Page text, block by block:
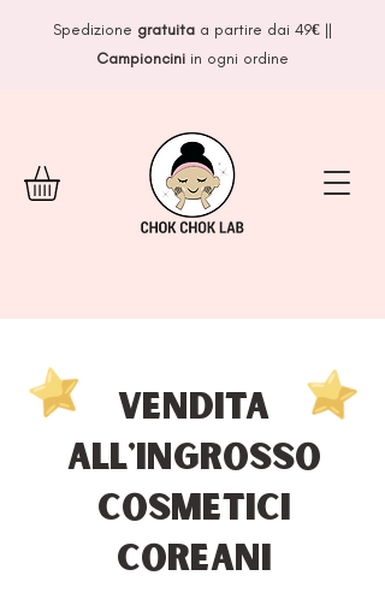
Spedizione gratuitaa partire dai 49€||
Campioncini in ogni ordine
VENDITA
All'ingrosso
Cosmetici
coreani